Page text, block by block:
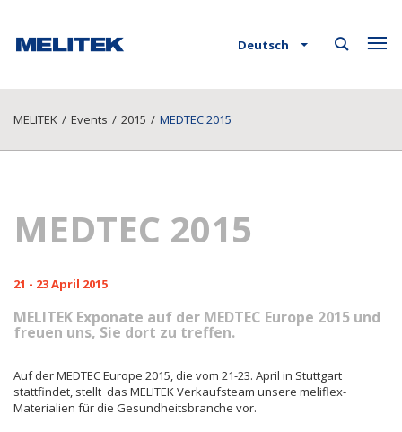
Deutsch
MELITEK / Events / 2015 / MEDTEC 2015
MEDTEC 2015
21 - 23 April 2015
MELITEK Exponate auf der MEDTEC Europe 2015 und
freuen uns, Sie dort zu treffen.
Auf der MEDTEC Europe 2015, die vom 21-23. April in Stuttgart
stattfindet, stellt das MELITEK Verkaufsteam unsere meliflex-
Materialien für die Gesundheitsbranche vor.